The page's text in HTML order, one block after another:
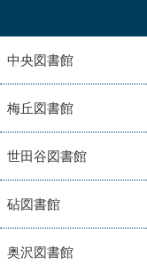
中央図書館
梅丘図書館
世田谷図書館
砧図書館
奥沢図書館